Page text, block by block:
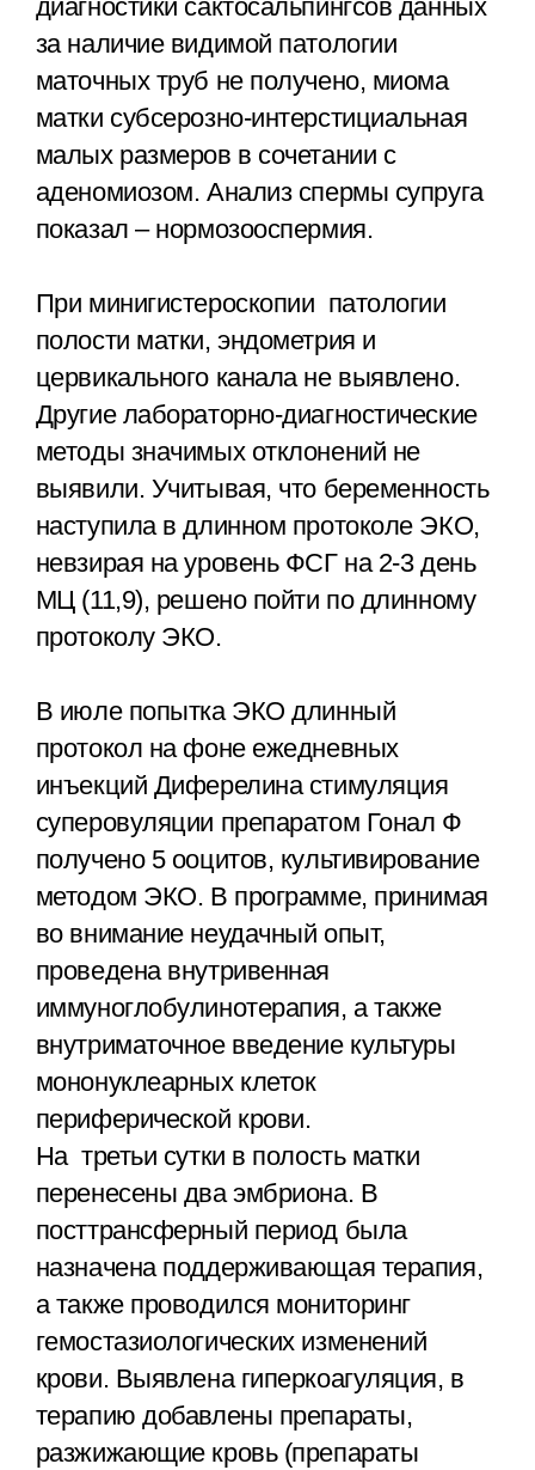
диагностики сактосальпингсов данных
за наличие видимой патологии
маточных труб не получено, миома
матки субсерозно-интерстициальная
малых размеров в сочетании с
аденомиозом. Анализ спермы супруга
показал – нормозооспермия.
При минигистероскопии патологии
полости матки, эндометрия и
цервикального канала не выявлено.
Другие лабораторно-диагностические
методы значимых отклонений не
выявили. Учитывая, что беременность
наступила в длинном протоколе ЭКО,
невзирая на уровень ФСГ на 2-3 день
МЦ (11,9), решено пойти по длинному
протоколу ЭКО.
В июле попытка ЭКО длинный
протокол на фоне ежедневных
инъекций Диферелина стимуляция
суперовуляции препаратом Гонал Ф
получено 5 ооцитов, культивирование
методом ЭКО. В программе, принимая
во внимание неудачный опыт,
проведена внутривенная
иммуноглобулинотерапия, а также
внутриматочное введение культуры
мононуклеарных клеток
периферической крови.
На третьи сутки в полость матки
перенесены два эмбриона. В
посттрансферный период была
назначена поддерживающая терапия,
а также проводился мониторинг
гемостазиологических изменений
крови. Выявлена гиперкоагуляция, в
терапию добавлены препараты,
разжижающие кровь (препараты